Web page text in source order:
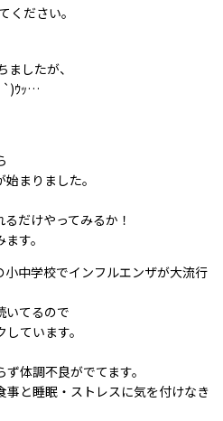
ください。
したが、
`)ｳｯ…
まりました。
だけやってみるか！
す。
中学校でインフルエンザが大流行
いてるので
ています。
体調不良がでてます。
事と睡眠・ストレスに気を付けなき